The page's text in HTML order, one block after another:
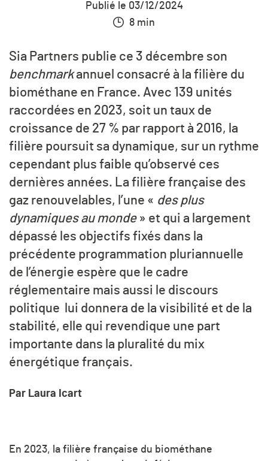
Publié le 03/12/2024
8 min
Sia Partners publie ce 3 décembre son
benchmarkannuel consacré à la filière du
biométhane en France. Avec 139 unités
raccordées en 2023, soit un taux de
croissance de 27 % par rapport à 2016, la
filière poursuit sa dynamique, sur un rythme
cependant plus faible qu’observé ces
dernières années. La filière française des
gaz renouvelables, l’une « des plus
dynamiques au monde » et qui a largement
dépassé les objectifs fixés dans la
précédente programmation pluriannuelle
de l’énergie espère que le cadre
réglementaire mais aussi le discours
politique lui donnera de la visibilité et de la
stabilité, elle qui revendique une part
importante dans la pluralité du mix
énergétique français.
Par Laura Icart
En 2023, la filière française du biométhane